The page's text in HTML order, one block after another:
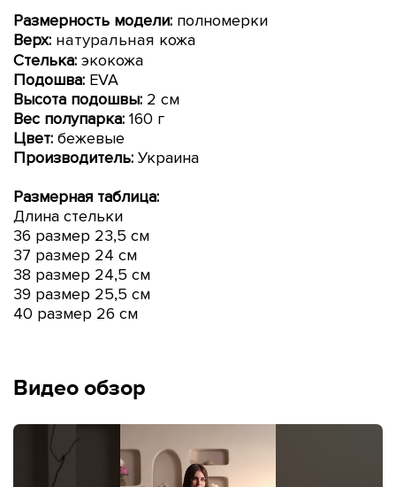
Размерность модели: полномерки
Верх: натуральная кожа
Стелька: экокожа
Подошва: EVA
Высота подошвы: 2 см
Вес полупарка: 160 г
Цвет: бежевые
Производитель: Украина
Размерная таблица:
Длина стельки
36 размер 23,5 см
37 размер 24 см
38 размер 24,5 см
39 размер 25,5 см
40 размер 26 см
Видео обзор